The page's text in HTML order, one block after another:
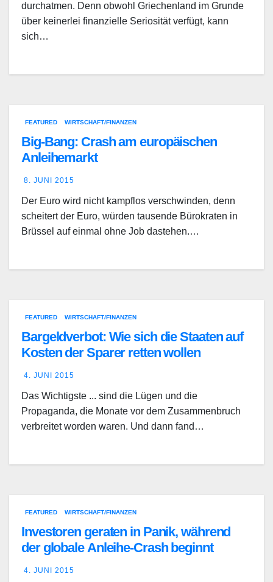
durchatmen. Denn obwohl Griechenland im Grunde
über keinerlei finanzielle Seriosität verfügt, kann
sich…
FEATURED WIRTSCHAFT/FINANZEN
Big-Bang: Crash am europäischen
Anleihemarkt
8. JUNI 2015
Der Euro wird nicht kampflos verschwinden, denn
scheitert der Euro, würden tausende Bürokraten in
Brüssel auf einmal ohne Job dastehen.…
FEATURED WIRTSCHAFT/FINANZEN
Bargeldverbot: Wie sich die Staaten auf
Kosten der Sparer retten wollen
4. JUNI 2015
Das Wichtigste ... sind die Lügen und die
Propaganda, die Monate vor dem Zusammenbruch
verbreitet worden waren. Und dann fand…
FEATURED WIRTSCHAFT/FINANZEN
Investoren geraten in Panik, während
der globale Anleihe-Crash beginnt
4. JUNI 2015